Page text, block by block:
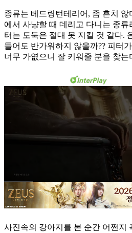
종류는 베드링턴테리어, 좀 흔치
에서 사냥할 때 데리고 다니는 종
터는 도둑은 절대 못 지킬 것 같다.
들어도 반가워하지 않을까?? 피터
너무 가엾으니 잘 키워줄 분을 찾
사진속의 강아지를 본 순간 어쩐지